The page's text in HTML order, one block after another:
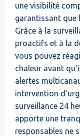
une visibilité
garantissant que
Grâce à la
proactifs et à la
vous pouvez
chaleur avant
alertes
intervention
surveillance 24
apporte une
responsables ne